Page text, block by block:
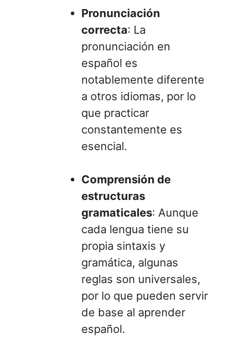
Pronunciación
correcta: La
pronunciación en
español es
notablemente diferente
a otros idiomas, por lo
que practicar
constantemente es
esencial.
Comprensión de
estructuras
gramaticales: Aunque
cada lengua tiene su
propia sintaxis y
gramática, algunas
reglas son universales,
por lo que pueden servir
de base al aprender
español.